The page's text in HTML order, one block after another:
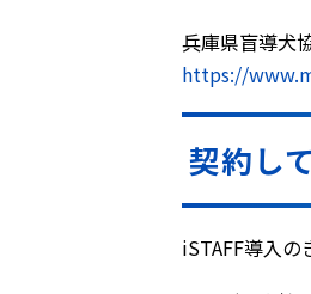
兵庫県盲導犬
https://
契約し
――iSTAFF導入